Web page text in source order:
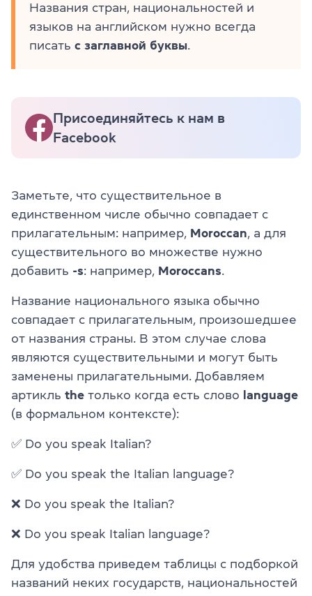
Названия стран, национальностей и
языков на английском нужно всегда
писать с заглавной буквы
Присоединяйтесь к нам в
Facebook
Заметьте, что существительное в
единственном числе обычно совпадает с
прилагательным: например, Moroccan , а для
существительного во множестве нужно
добавить -s: например, Moroccans
Название национального языка обычно
совпадает с прилагательным, произошедшее
от названия страны. В этом случае слова
являются существительными и могут быть
заменены прилагательными. Добавляем
артикль the только когда есть слово
language
(в формальном контексте):
✅ Do you speak Italian?
✅ Do you speak the Italian language?
❌ Do you speak the Italian?
❌ Do you speak Italian language?
Для удобства приведем таблицы с подборкой
названий неких государств, национальностей